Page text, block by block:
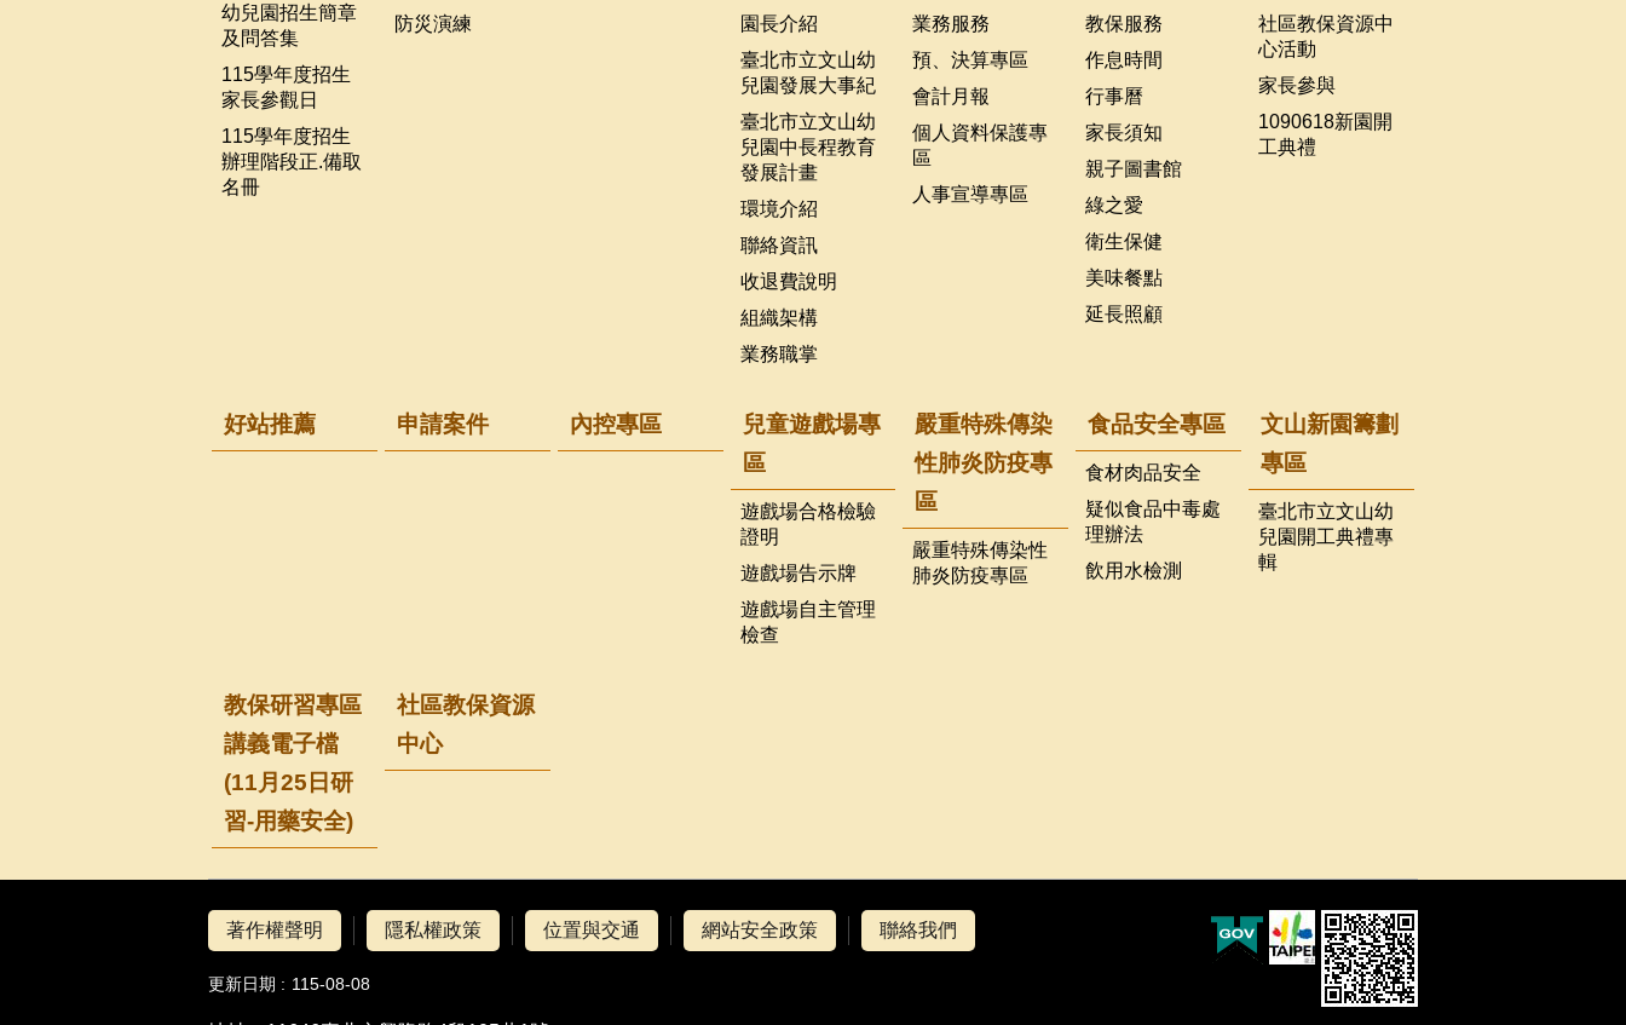
幼兒園招生簡章
及問答集
115學年度招生
家長參觀日
115學年度招生
辦理階段正.備取
名冊
防災演練
園長介紹
臺北市立文山幼
兒園發展大事紀
臺北市立文山幼
兒園中長程教育
發展計畫
環境介紹
聯絡資訊
收退費說明
組織架構
業務職掌
業務服務
預、決算專區
會計月報
個人資料保護專
區
人事宣導專區
教保服務
作息時間
行事曆
家長須知
親子圖書館
綠之愛
衛生保健
美味餐點
延長照顧
社區教保資源中
心活動
家長參與
1090618新園開
工典禮
好站推薦 申請案件 內控專區
兒童遊戲場專
區
遊戲場合格檢驗
證明
遊戲場告示牌
遊戲場自主管理
檢查
嚴重特殊傳染
性肺炎防疫專
區
嚴重特殊傳染性
肺炎防疫專區
食品安全專區
食材肉品安全
疑似食品中毒處
理辦法
飲用水檢測
文山新園籌劃
專區
臺北市立文山幼
兒園開工典禮專
輯
教保研習專區
講義電子檔
(11月25日研
習-用藥安全)
社區教保資源
中心
著作權聲明 隱私權政策 位置與交通 網站安全政策 聯絡我們
更新日期 115-08-08